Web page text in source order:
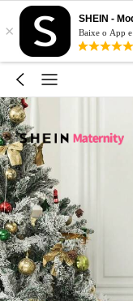
×
SHEIN -
Baixe o App